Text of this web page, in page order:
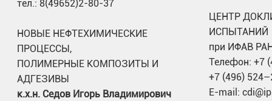
тел.: 8(49652)2-80-37
НОВЫЕ НЕФТЕХИМИЧЕСКИЕ
ПРОЦЕССЫ,
ПОЛИМЕРНЫЕ КОМПОЗИТЫ И
АДГЕЗИВЫ
к.х.н. Седов Игорь Владимирович
ЦЕНТР
ИСПЫТАНИЙ
при ИФАВ
Телефон: +7
+7 (496)
E-mail: